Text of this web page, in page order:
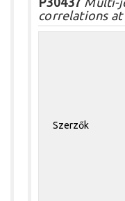
correlations at
Szerzők